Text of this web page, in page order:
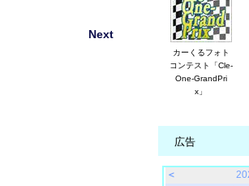
Next
カーくるフォト
コンテスト「Cle-
One-GrandPri
x」
広告
＜